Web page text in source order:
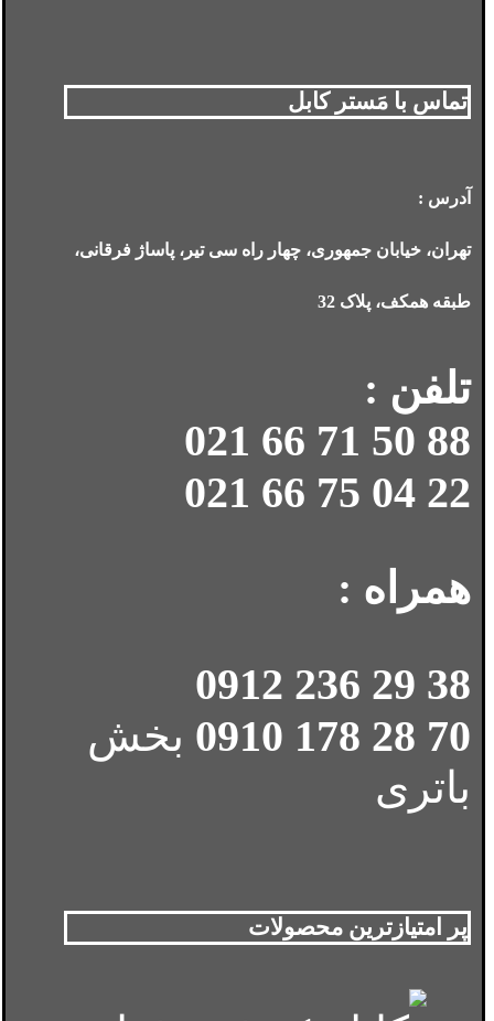
تماس با مَستر کابل
آدرس :
تهران، خیابان جمهوری، چهار راه سی تیر، پاساژ فرقانی،
طبقه همکف، پلاک 32
تلفن :
88 50 71 66 021
22 04 75 66 021
همراه :
38 29 236 0912
70 28 178 0910
بخش
باتری
پر امتیازترین محصولات